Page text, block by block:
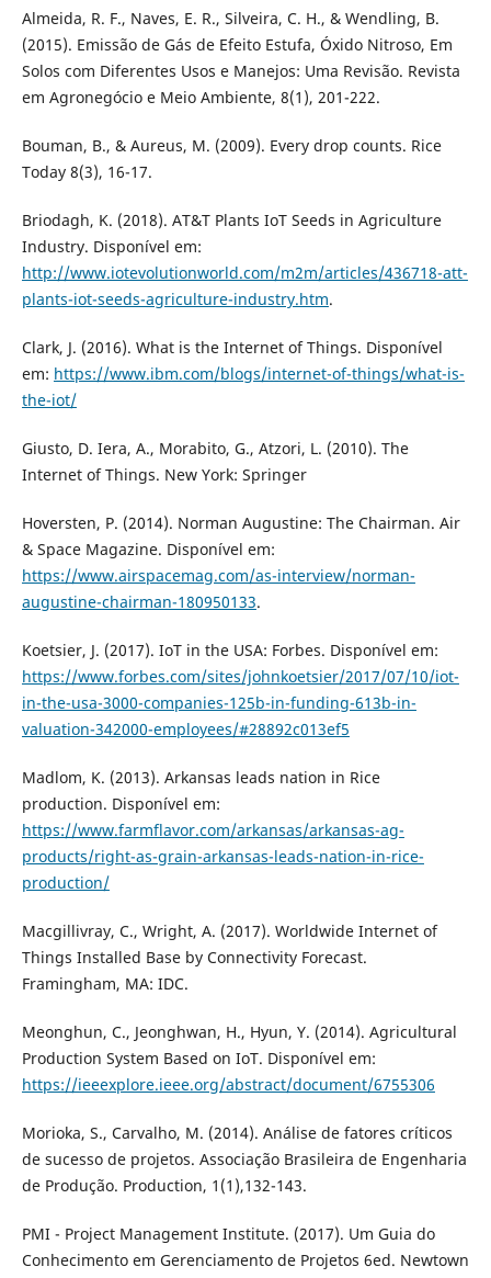
Almeida, R. F., Naves, E. R., Silveira, C. H., & Wendling, B.
(2015). Emissão de Gás de Efeito Estufa, Óxido Nitroso, Em
Solos com Diferentes Usos e Manejos: Uma Revisão. Revista
em Agronegócio e Meio Ambiente, 8(1), 201-222.
Bouman, B., & Aureus, M. (2009). Every drop counts. Rice
Today 8(3), 16-17.
Briodagh, K. (2018). AT&T Plants IoT Seeds in Agriculture
Industry. Disponível em:
http://www.iotevolutionworld.com/m2m/articles/436718-att-
plants-iot-seeds-agriculture-industry.htm.
Clark, J. (2016). What is the Internet of Things. Disponível
em: https://www.ibm.com/blogs/internet-of-things/what-is-
the-iot/
Giusto, D. Iera, A., Morabito, G., Atzori, L. (2010). The
Internet of Things. New York: Springer
Hoversten, P. (2014). Norman Augustine: The Chairman. Air
& Space Magazine. Disponível em:
https://www.airspacemag.com/as-interview/norman-
augustine-chairman-180950133.
Koetsier, J. (2017). IoT in the USA: Forbes. Disponível em:
https://www.forbes.com/sites/johnkoetsier/2017/07/10/iot-
in-the-usa-3000-companies-125b-in-funding-613b-in-
valuation-342000-employees/#28892c013ef5
Madlom, K. (2013). Arkansas leads nation in Rice
production. Disponível em:
https://www.farmflavor.com/arkansas/arkansas-ag-
products/right-as-grain-arkansas-leads-nation-in-rice-
production/
Macgillivray, C., Wright, A. (2017). Worldwide Internet of
Things Installed Base by Connectivity Forecast.
Framingham, MA: IDC.
Meonghun, C., Jeonghwan, H., Hyun, Y. (2014). Agricultural
Production System Based on IoT. Disponível em:
https://ieeexplore.ieee.org/abstract/document/6755306
Morioka, S., Carvalho, M. (2014). Análise de fatores críticos
de sucesso de projetos. Associação Brasileira de Engenharia
de Produção. Production, 1(1),132-143.
PMI - Project Management Institute. (2017). Um Guia do
Conhecimento em Gerenciamento de Projetos 6ed. Newtown